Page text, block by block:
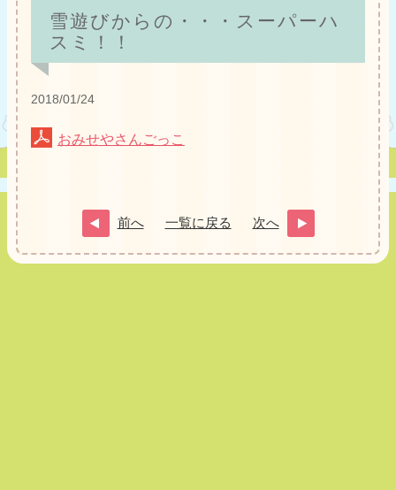
雪遊びからの・・・スーパーハ
スミ！！
2018/01/24
おみせやさんごっこ
前へ 一覧に戻る 次へ